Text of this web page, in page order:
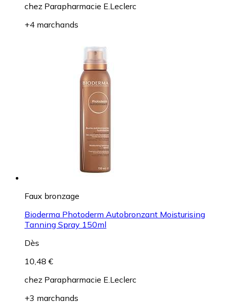
chez Parapharmacie E.Leclerc
+4 marchands
Faux bronzage
Bioderma Photoderm Autobronzant Moisturising
Tanning Spray 150ml
Dès
10,48 €
chez Parapharmacie E.Leclerc
+3 marchands